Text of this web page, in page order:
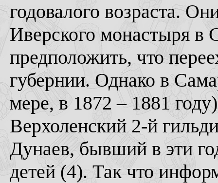
годовалого возраста.
Иверского монастыря
предположить, что
губернии. Однако в
мере, в 1872 – 1881
Верхоленский 2-й
Дунаев, бывший в эти
детей (4). Так что